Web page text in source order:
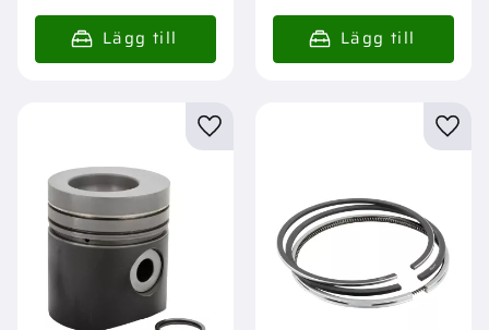
Lägg till i favoriter